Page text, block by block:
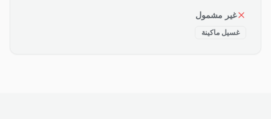
غير مشمول
غسيل ماكينة